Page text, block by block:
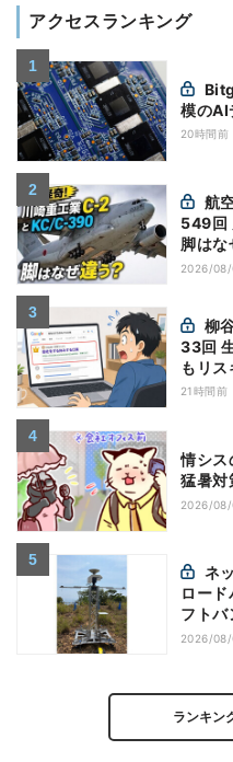
アクセスランキング
模のAI
20時間前
549回
脚は
(5)|軍
2026/
33回
もリ
万全に
21時間前
情シス
猛暑対
2026/
ロー
フトバ
ビス
2026/
ランキン